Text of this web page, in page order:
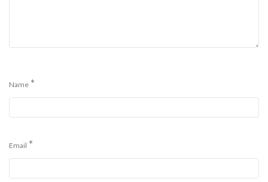
Name *
Email *